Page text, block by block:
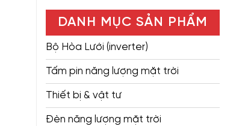
DANH MỤC SẢN PHẨM
Bộ Hòa Lưới (inverter)
Tấm pin năng lượng mặt trời
Thiết bị & vật tư
Đèn năng lượng mặt trời